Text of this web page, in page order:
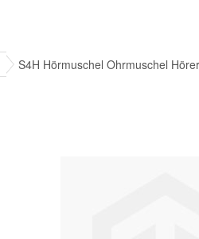
S4H Hörmuschel Ohrmuschel